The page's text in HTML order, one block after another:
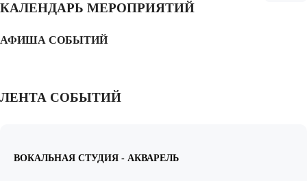
КАЛЕНДАРЬ МЕРОПРИЯТИЙ
АФИША СОБЫТИЙ
ЛЕНТА СОБЫТИЙ
ВОКАЛЬНАЯ СТУДИЯ - АКВАРЕЛЬ